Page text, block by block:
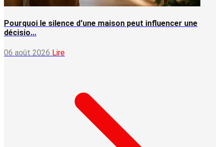
Pourquoi le silence d'une maison peut influencer une
décisio...
06 août 2026 Lire